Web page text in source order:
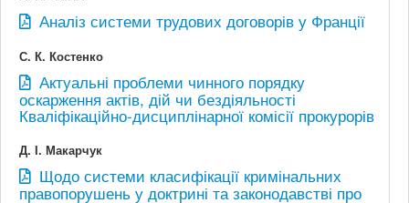
Аналіз системи трудових договорів у Франції
С. К. Костенко
Актуальні проблеми чинного порядку
оскарження актів, дій чи бездіяльності
Кваліфікаційно-дисциплінарної комісії прокурорів
Д. І. Макарчук
Щодо системи класифікації кримінальних
правопорушень у доктрині та законодавстві про